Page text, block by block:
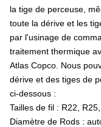
la tige de perceuse,
toute la dérive et les
par l'usinage de
traitement thermique
Atlas Copco. Nous
dérive et des tiges de
ci-dessous :
Tailles de fil : R22,
Diamètre de Rods :